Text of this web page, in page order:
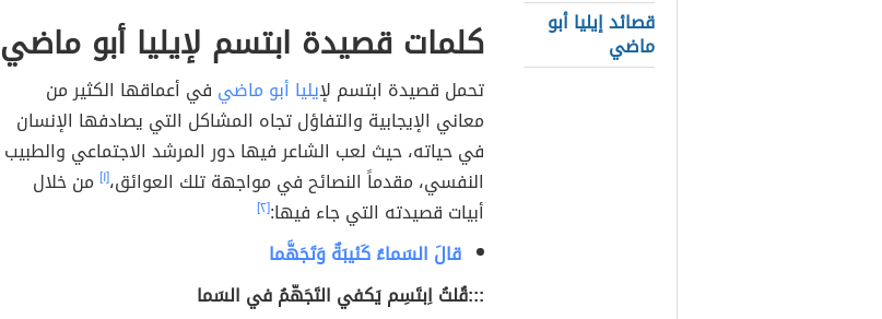
قصائد إيليا أبو
ماضي كلمات قصيدة ابتسم لإيليا أبو ماضي
تحمل قصيدة ابتسم لإيليا أبو ماضي في أعماقها الكثير من
معاني الإيجابية والتفاؤل تجاه المشاكل التي يصادفها الإنسان
في حياته، حيث لعب الشاعر فيها دور المرشد الاجتماعي والطبيب
النفسي، مقدماً النصائح في مواجهة تلك العوائق،[١] من خلال
أبيات قصيدته التي جاء فيها:[٢]
قالَ السَماءُ كَئيبَةٌ وَتَجَهَّما
:::قُلتُ اِبتَسِم يَكفي التَجَهّمُ في السَما